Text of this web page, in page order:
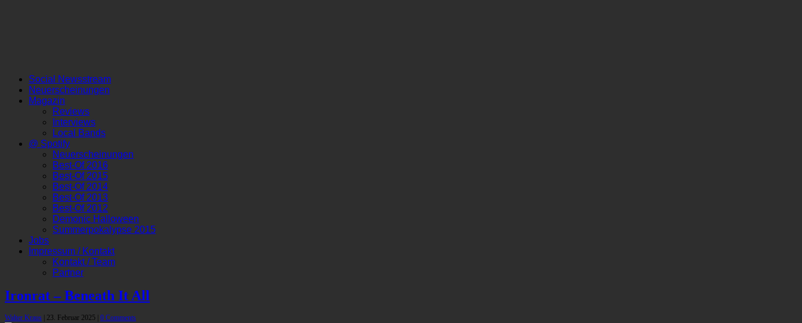
Social Newsstream
Neuerscheinungen
Magazin
Reviews
Interviews
Local Bands
@ Spotify
Neuerscheinungen
Best-Of 2016
Best-Of 2015
Best-Of 2014
Best-Of 2013
Best-Of 2012
Demonic Halloween
Summerpokalypse 2015
Jobs
Impressum / Kontakt
Kontakt / Team
Partner
Ironrat – Beneath It All
Walter Kraus 23. Februar 2025 0 Comments